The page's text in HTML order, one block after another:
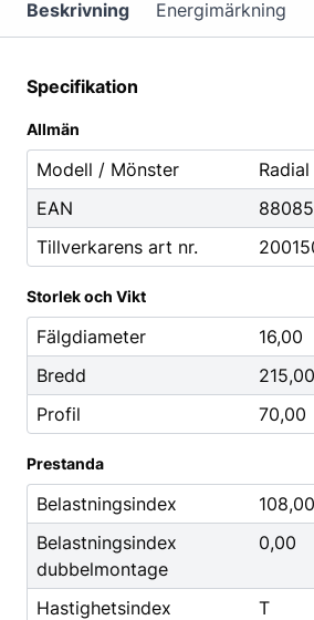
Nipplar
Städ, Hygien & Kontor
Avfallshantering
Hygien
Papper
Pennor
Däcketiketter
Tejp
Godis & Dryck
Beskrivning Energimärkning
Specifikation
Allmän
Modell / Mönster
EAN
Tillverkarens art nr.
Storlek och Vikt
Fälgdiameter
16,00
Bredd
215,00
Profil
70,00
Prestanda
Belastningsindex
108,00
Belastningsindex
dubbelmontage
0,00
Hastighetsindex
T